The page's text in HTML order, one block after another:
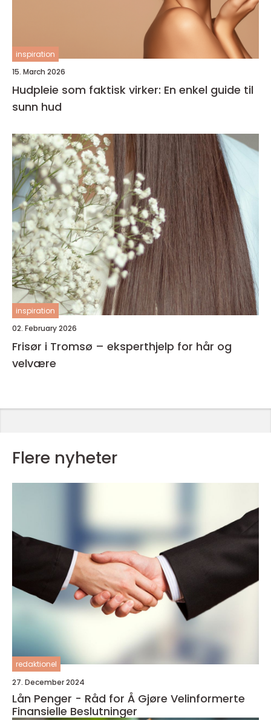
inspiration
15. March 2026
Hudpleie som faktisk virker: En enkel guide til
sunn hud
inspiration
02. February 2026
Frisør i Tromsø – eksperthjelp for hår og
velvære
Flere nyheter
redaktionel
27. December 2024
Lån Penger - Råd for Å Gjøre Velinformerte
Finansielle Beslutninger